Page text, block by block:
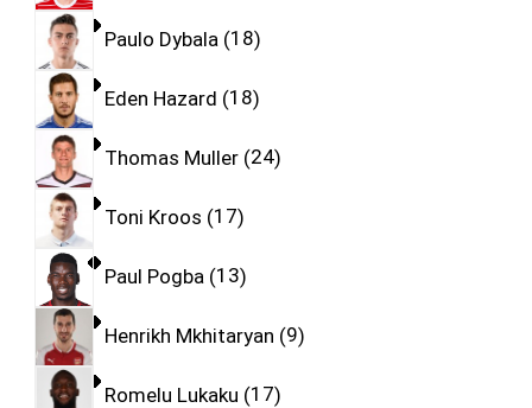
Paulo Dybala 18
Eden Hazard 18
Thomas Muller 24
Toni Kroos 17
Paul Pogba 13
Henrikh Mkhitaryan 9
Romelu Lukaku 17